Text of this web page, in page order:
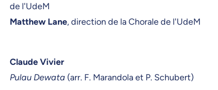
de l'UdeM
Matthew Lane, direction de la Chorale de l'UdeM
Claude Vivier
Pulau Dewata (arr. F. Marandola et P. Schubert)